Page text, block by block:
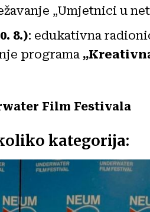
„Umjetnici u
8.): edukativna
programa
Film Festivala
kategorija: